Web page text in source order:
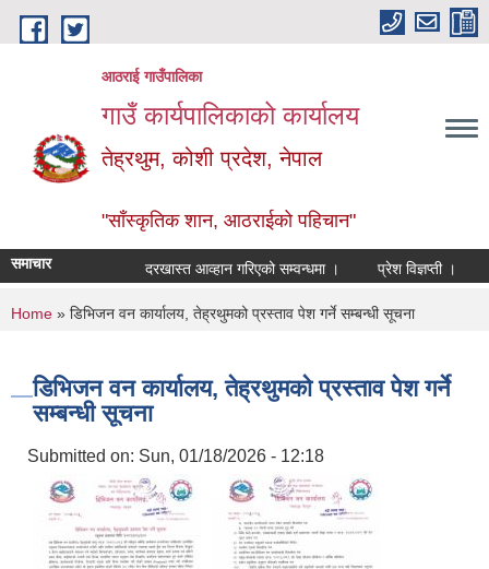
Skip to main content
आठराई गाउँपालिका
गाउँ कार्यपालिकाको कार्यालय
तेह्रथुम, कोशी प्रदेश, नेपाल
"साँस्कृतिक शान, आठराईको पहिचान"
समाचार दरखास्त आव्हान गरिएको सम्वन्धमा । प्रेश विज्ञप्ती ।
You are here
Home » डिभिजन वन कार्यालय, तेह्रथुमको प्रस्ताव पेश गर्ने सम्बन्धी सूचना
डिभिजन वन कार्यालय, तेह्रथुमको प्रस्ताव पेश गर्ने
सम्बन्धी सूचना
Submitted on: Sun, 01/18/2026 - 12:18